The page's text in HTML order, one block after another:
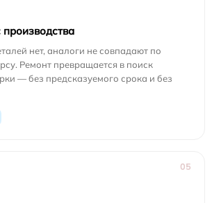
нет, аналоги не совпадают по
Ремонт превращается в поиск
— без предсказуемого срока и без
05